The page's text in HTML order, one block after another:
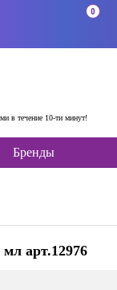
в течение 10-ти минут!
0
Бренды
арт.12976